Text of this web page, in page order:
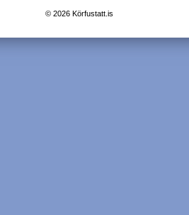
© 2026 Körfustatt.is